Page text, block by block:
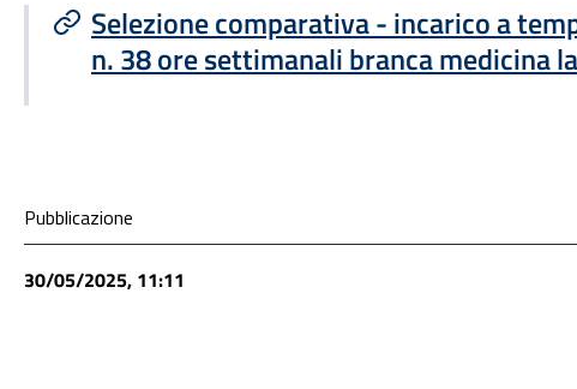
Selezione comparativa - incarico a
n. 38 ore settimanali branca medicina
Condivisione social
Pubblicazione
30/05/2025, 11:11